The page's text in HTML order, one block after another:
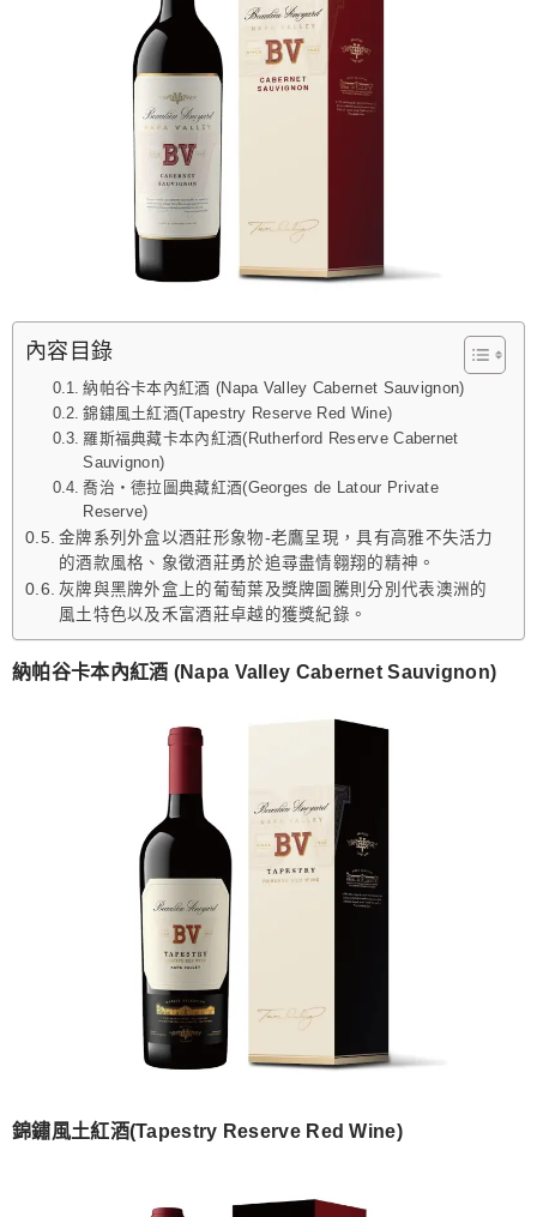
內容目錄
納帕谷卡本內紅酒 (Napa Valley Cabernet Sauvignon)
錦鏽風土紅酒(Tapestry Reserve Red Wine)
羅斯福典藏卡本內紅酒(Rutherford Reserve Cabernet
Sauvignon)
喬治‧德拉圖典藏紅酒(Georges de Latour Private
Reserve)
金牌系列外盒以酒莊形象物-老鷹呈現，具有高雅不失活力
的酒款風格、象徵酒莊勇於追尋盡情翱翔的精神。
灰牌與黑牌外盒上的葡萄葉及獎牌圖騰則分別代表澳洲的
風土特色以及禾富酒莊卓越的獲獎紀錄。
納帕谷卡本內紅酒 (Napa Valley Cabernet Sauvignon)
錦鏽風土紅酒(Tapestry Reserve Red Wine)